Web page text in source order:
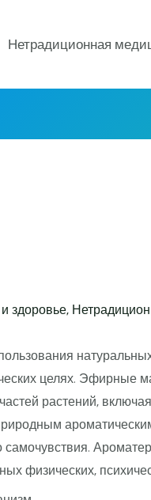
Нетрадиционная
здоровье,
целях. Эфирные
растений,
физических,